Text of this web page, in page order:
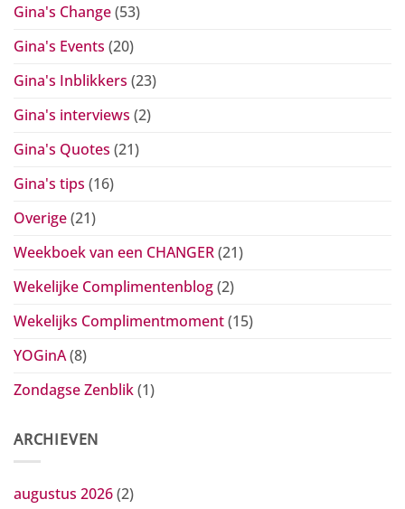
Gina's Change(53)
Gina's Events (20)
Gina's Inblikkers (23)
Gina's interviews (2)
Gina's Quotes (21)
Gina's tips (16)
Overige(21)
Weekboek van een CHANGER(21)
Wekelijke Complimentenblog(2)
Wekelijks Complimentmoment(15)
YOGinA(8)
Zondagse Zenblik(1)
ARCHIEVEN
augustus 2026(2)